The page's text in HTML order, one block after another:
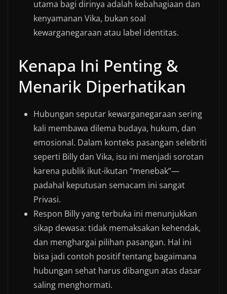
utama bagi dirinya adalah kebahagiaan dan
kenyamanan Vika, bukan soal
kewarganegaraan atau label identitas.
Kenapa Ini Penting &
Menarik Diperhatikan
Hubungan seputar kewarganegaraan sering
kali membawa dilema budaya, hukum, dan
emosional. Dalam konteks pasangan selebriti
seperti Billy dan Vika, isu ini menjadi sorotan
karena publik ikut-ikutan “menebak”—
padahal keputusan semacam ini sangat
Privasi.
Respon Billy yang terbuka ini menunjukkan
sikap dewasa: tidak memaksakan kehendak,
dan menghargai pilihan pasangan. Hal ini
bisa jadi contoh positif tentang bagaimana
hubungan sehat harus dibangun atas dasar
saling menghormati.